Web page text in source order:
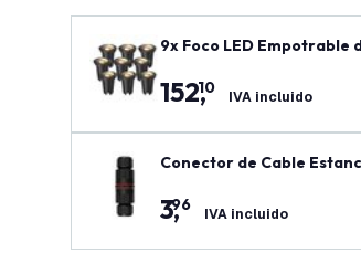
9x Foco LED Empotrable
152,
10 IVA incluido
Conector de Cable
3,
96 IVA incluido